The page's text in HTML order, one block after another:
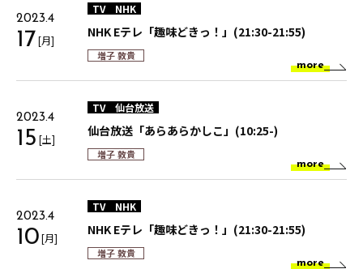
2023.4
17[月]
TV NHK
NHK Eテレ「趣味どきっ！」(21:30-21:55)
増子 敦貴
more
2023.4
15 [土]
TV 仙台放送
仙台放送「あらあらかしこ」(10:25-)
増子 敦貴
more
2023.4
10[月]
TV NHK
NHK Eテレ「趣味どきっ！」(21:30-21:55)
増子 敦貴
more